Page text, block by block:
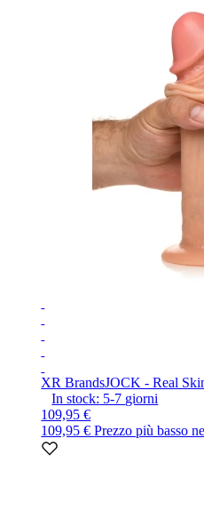
XR BrandsJOCK - Real
In stock: 5-7 giorni
109,95 €
109,95 €Prezzo più basso